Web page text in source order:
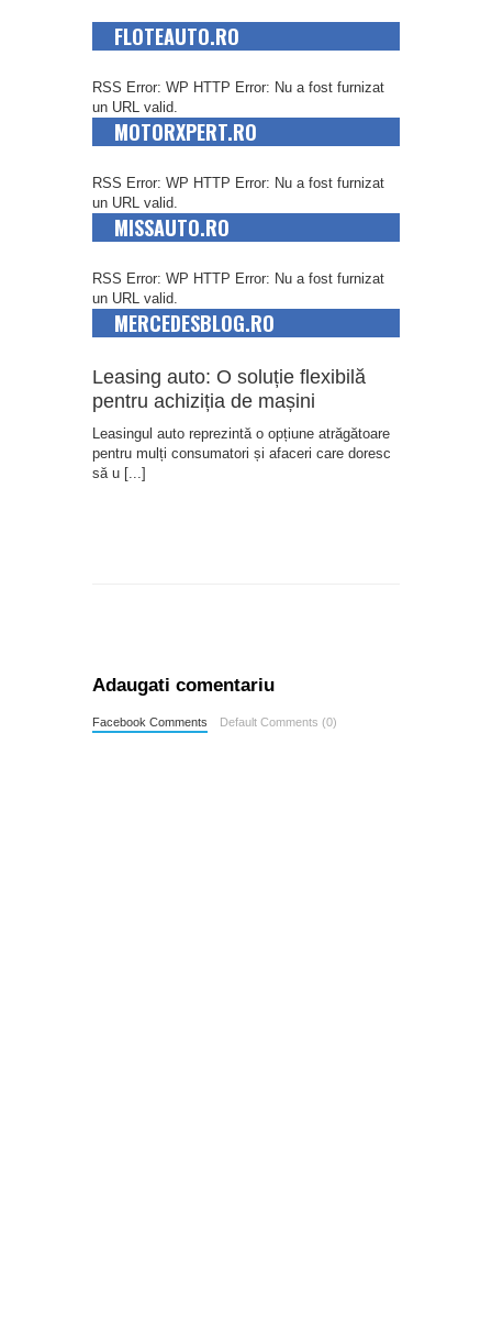
FLOTEAUTO.RO
RSS Error: WP HTTP Error: Nu a fost furnizat
un URL valid.
MOTORXPERT.RO
RSS Error: WP HTTP Error: Nu a fost furnizat
un URL valid.
MISSAUTO.RO
RSS Error: WP HTTP Error: Nu a fost furnizat
un URL valid.
MERCEDESBLOG.RO
Leasing auto: O soluție flexibilă
pentru achiziția de mașini
Leasingul auto reprezintă o opțiune atrăgătoare
pentru mulți consumatori și afaceri care doresc
să u [...]
Adaugati comentariu
Facebook Comments Default Comments (0)